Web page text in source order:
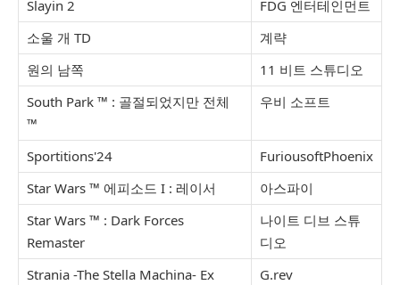
Slayin 2
FDG 엔터테인먼트
소울 개 TD
계략
원의 남쪽
11 비트 스튜디오
South Park ™ : 골절되었지만 전체
™
우비 소프트
Sportitions'24
FuriousoftPhoenix
Star Wars ™ 에피소드 I : 레이서
아스파이
Star Wars ™ : Dark Forces
Remaster
나이트 디브 스튜
디오
Strania -The Stella Machina- Ex
G.rev